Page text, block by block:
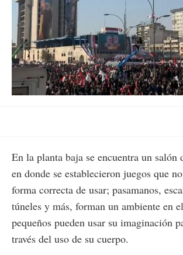
Unmute Loaded:
53.42%
En la planta baja se encuentra un salón
en donde se establecieron juegos que
forma correcta de usar; pasamanos,
túneles y más, forman un ambiente en
pequeños pueden usar su imaginación
través del uso de su cuerpo.